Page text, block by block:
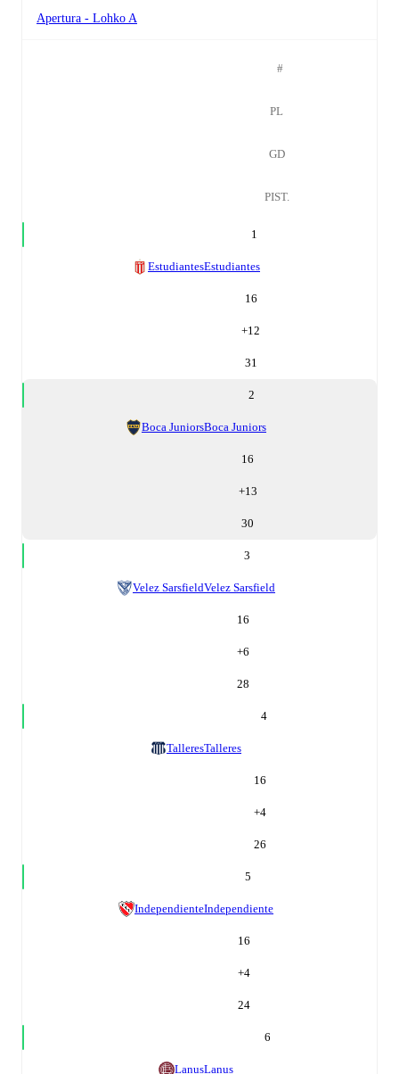
Apertura - Lohko A
#
PL
GD
PIST.
1
EstudiantesEstudiantes
16
+12
31
2
Boca JuniorsBoca Juniors
16
+13
30
3
Velez SarsfieldVelez Sarsfield
16
+6
28
4
TalleresTalleres
16
+4
26
5
IndependienteIndependiente
16
+4
24
6
LanusLanus